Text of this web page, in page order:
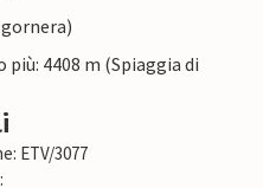
4408 m (Spiaggia di
ETV/3077